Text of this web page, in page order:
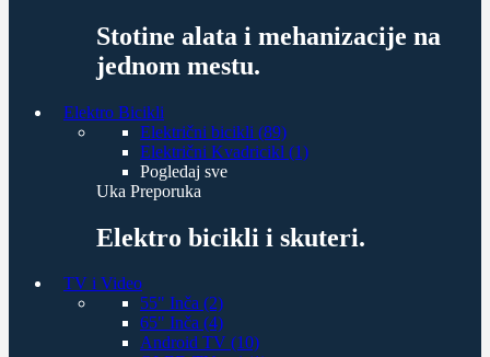
Stotine alata i mehanizacije na
jednom mestu.
Elektro Bicikli
Električni bicikli (89)
Električni Kvadricikl (1)
Pogledaj sve
Uka Preporuka
Elektro bicikli i skuteri.
TV i Video
55" Inča (2)
65" Inča (4)
Android TV (10)